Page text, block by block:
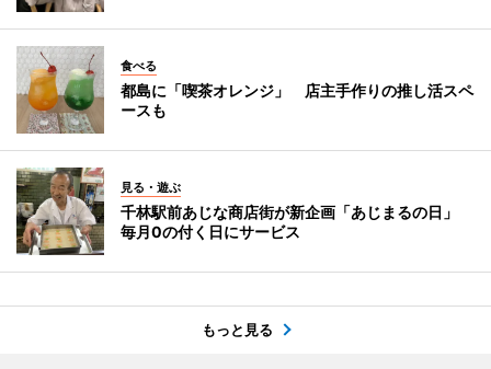
食べる
都島に「喫茶オレンジ」 店主手作りの推し活スペ
ースも
見る・遊ぶ
千林駅前あじな商店街が新企画「あじまるの日」
毎月0の付く日にサービス
もっと見る